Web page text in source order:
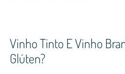
Vinho Tinto E Vinho
Glúten?